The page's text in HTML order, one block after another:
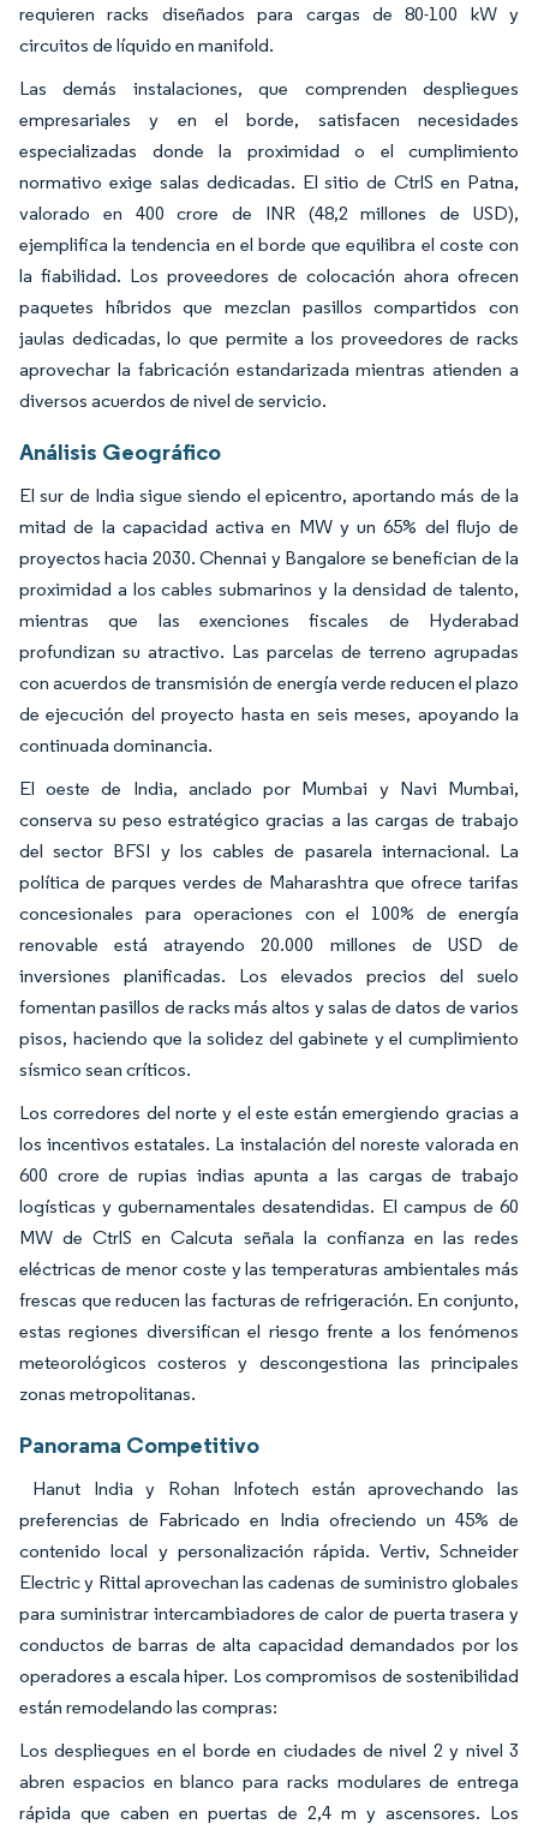
requieren racks diseñados para cargas de 80-100 kW y
circuitos de líquido en manifold.
Las demás instalaciones, que comprenden despliegues
empresariales y en el borde, satisfacen necesidades
especializadas donde la proximidad o el cumplimiento
normativo exige salas dedicadas. El sitio de CtrlS en Patna,
valorado en 400 crore de INR (48,2 millones de USD),
ejemplifica la tendencia en el borde que equilibra el coste con
la fiabilidad. Los proveedores de colocación ahora ofrecen
paquetes híbridos que mezclan pasillos compartidos con
jaulas dedicadas, lo que permite a los proveedores de racks
aprovechar la fabricación estandarizada mientras atienden a
diversos acuerdos de nivel de servicio.
Análisis Geográfico
El sur de India sigue siendo el epicentro, aportando más de la
mitad de la capacidad activa en MW y un 65% del flujo de
proyectos hacia 2030. Chennai y Bangalore se benefician de la
proximidad a los cables submarinos y la densidad de talento,
mientras que las exenciones fiscales de Hyderabad
profundizan su atractivo. Las parcelas de terreno agrupadas
con acuerdos de transmisión de energía verde reducen el plazo
de ejecución del proyecto hasta en seis meses, apoyando la
continuada dominancia.
El oeste de India, anclado por Mumbai y Navi Mumbai,
conserva su peso estratégico gracias a las cargas de trabajo
del sector BFSI y los cables de pasarela internacional. La
política de parques verdes de Maharashtra que ofrece tarifas
concesionales para operaciones con el 100% de energía
renovable está atrayendo 20.000 millones de USD de
inversiones planificadas. Los elevados precios del suelo
fomentan pasillos de racks más altos y salas de datos de varios
pisos, haciendo que la solidez del gabinete y el cumplimiento
sísmico sean críticos.
Los corredores del norte y el este están emergiendo gracias a
los incentivos estatales. La instalación del noreste valorada en
600 crore de rupias indias apunta a las cargas de trabajo
logísticas y gubernamentales desatendidas. El campus de 60
MW de CtrlS en Calcuta señala la confianza en las redes
eléctricas de menor coste y las temperaturas ambientales más
frescas que reducen las facturas de refrigeración. En conjunto,
estas regiones diversifican el riesgo frente a los fenómenos
meteorológicos costeros y descongestiona las principales
zonas metropolitanas.
Panorama Competitivo
Hanut India y Rohan Infotech están aprovechando las
preferencias de Fabricado en India ofreciendo un 45% de
contenido local y personalización rápida. Vertiv, Schneider
Electric y Rittal aprovechan las cadenas de suministro globales
para suministrar intercambiadores de calor de puerta trasera y
conductos de barras de alta capacidad demandados por los
operadores a escala hiper. Los compromisos de sostenibilidad
están remodelando las compras:
Los despliegues en el borde en ciudades de nivel 2 y nivel 3
abren espacios en blanco para racks modulares de entrega
rápida que caben en puertas de 2,4 m y ascensores. Los